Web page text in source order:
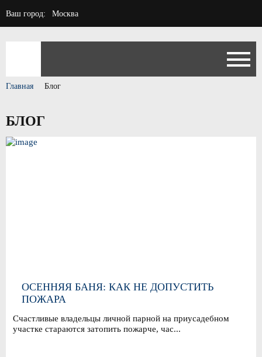
Ваш город: Москва
Главная Блог
БЛОГ
ОСЕННЯЯ БАНЯ: КАК НЕ ДОПУСТИТЬ
ПОЖАРА
Счастливые владельцы личной парной на приусадебном
участке стараются затопить пожарче, час...